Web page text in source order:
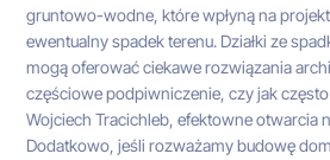
gruntowo-wodne, które wpłyną na
ewentualny spadek terenu. Działki ze
mogą oferować ciekawe rozwiązania
częściowe podpiwniczenie, czy jak
Wojciech Tracichleb, efektowne otwarcia
Dodatkowo, jeśli rozważamy budowę